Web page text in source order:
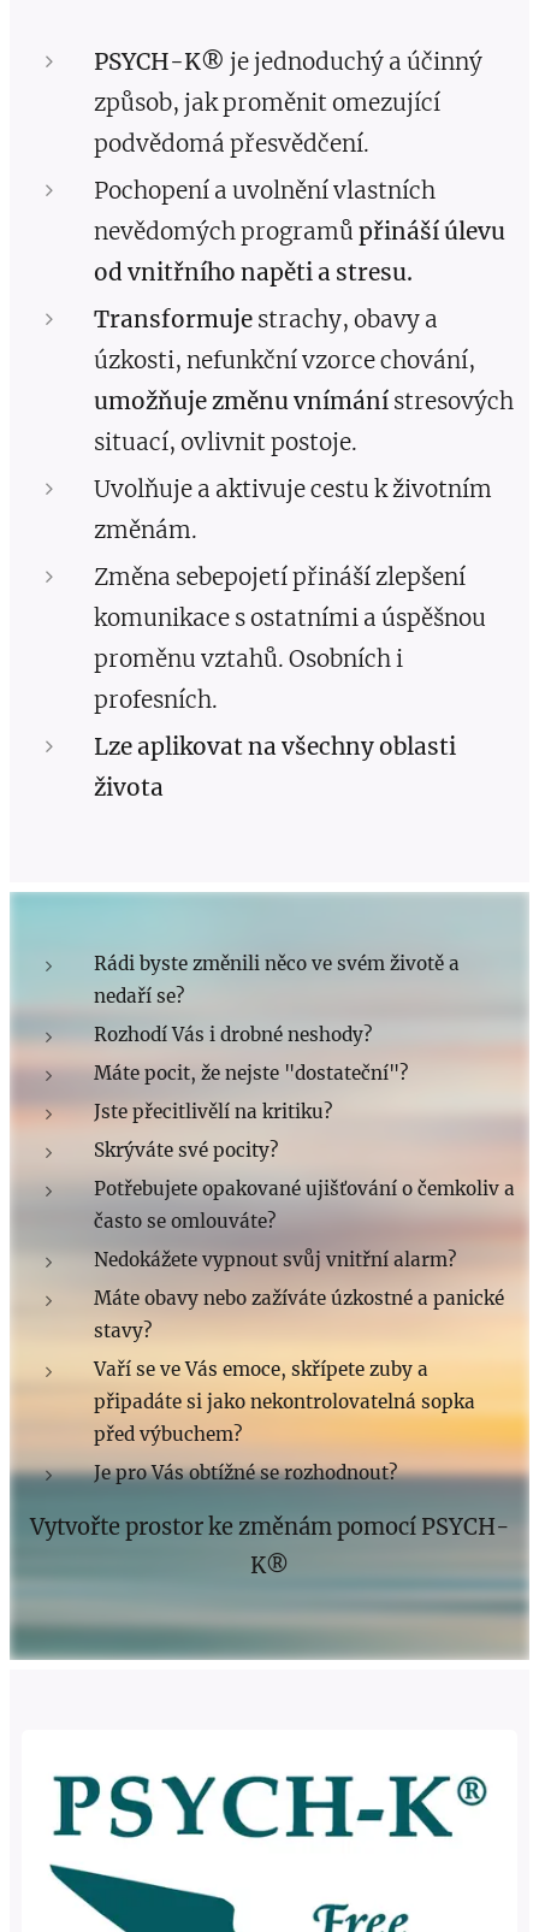
PSYCH-K® je jednoduchý a účinný
způsob, jak proměnit omezující
podvědomá přesvědčení.
Pochopení a uvolnění vlastních
nevědomých programů přináší úlevu
od vnitřního napěti a stresu.
Transformuje strachy, obavy a
úzkosti, nefunkční vzorce chování,
umožňuje změnu vnímání stresových
situací, ovlivnit postoje.
Uvolňuje a aktivuje cestu k životním
změnám.
Změna sebepojetí přináší zlepšení
komunikace s ostatními a úspěšnou
proměnu vztahů. Osobních i
profesních.
Lze aplikovat na všechny oblasti
života
Rádi byste změnili něco ve svém životě a
nedaří se?
Rozhodí Vás i drobné neshody?
Máte pocit, že nejste "dostateční"?
Jste přecitlivělí na kritiku?
Skrýváte své pocity?
Potřebujete opakované ujišťování o čemkoliv a
často se omlouváte?
Nedokážete vypnout svůj vnitřní alarm?
Máte obavy nebo zažíváte úzkostné a panické
stavy?
Vaří se ve Vás emoce, skřípete zuby a
připadáte si jako nekontrolovatelná sopka
před výbuchem?
Je pro Vás obtížné se rozhodnout?
Vytvořte prostor ke změnám pomocí PSYCH-
K®